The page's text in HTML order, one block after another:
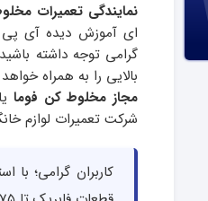
نمایندگی تعمیرات
ای آموزش دیده آی پی
گرامی توجه داشته باشید
بالایی را به همراه
مجاز مخلوط کن فوما
شرکت تعمیرات لوازم خانگی آی
کاربران گرامی؛ با